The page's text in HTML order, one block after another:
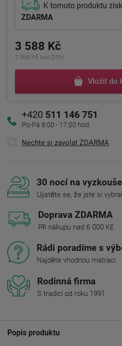
K tomuto produktu
ZDARMA
3 588 Kč
2 966 Kč bez DPH
Vložit do
+420 511 146 751
Po-Pá 8:00 - 17:00 hod.
Nechte si zavolat ZDARMA
30 nocí na
Ujistěte se, že jste si
Doprava ZDARMA
Při nákupu nad 6 000 Kč
Rádi poradíme s
Najděte vhodnou matraci
Rodinná firma
S tradicí od roku 1991
Popis produktu